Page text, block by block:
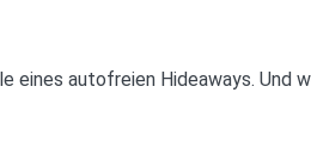
autofreien Hideaways. Und